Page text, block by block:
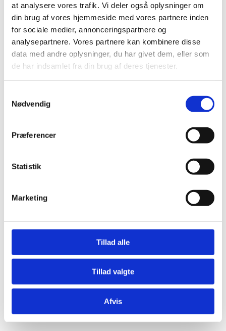
at analysere vores trafik. Vi deler også oplysninger om
din brug af vores hjemmeside med vores partnere inden
for sociale medier, annonceringspartnere og
analysepartnere. Vores partnere kan kombinere disse
data med andre oplysninger, du har givet dem, eller som
de har indsamlet fra din brug af deres tjenester.
Nødvendig
Præferencer
Statistik
Marketing
Tillad alle
Tillad valgte
Afvis
Krystaller